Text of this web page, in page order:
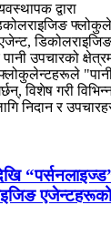
द्वारा
डिकोलराइजिङ
उपचारको
विशेष गरी
निदान र